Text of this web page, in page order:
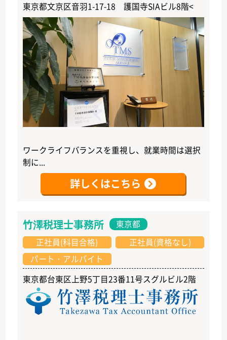
東京都文京区音羽1-17-18 護国寺SIAビル8階<
ワークライフバランスを重視し、就業時間は選択
制に...
詳しくはこちら
竹澤税理士事務所
東京都
正社員(科目合格)
正社員(資格なし)
パート・アルバイト
東京都台東区上野5丁目23番11号スグルビル2階